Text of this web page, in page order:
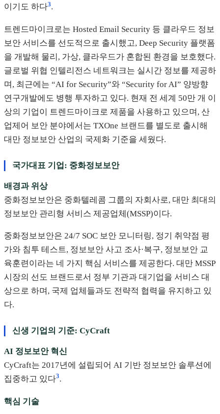
이기도 하다3.
트렌드마이크로는 Hosted Email Security 등 클라우드 정보
보안 서비스를 선도적으로 출시했고, Deep Security 플랫폼
을 개발해 물리, 가상, 클라우드가 혼합된 환경을 보호했다.
글로벌 위협 인텔리전스 네트워크는 실시간 정보를 제공하
며, 최근에는 “AI for Security”와 “Security for AI” 양방향
연구개발에도 병행 투자하고 있다. 현재 전 세계 50만 개 이
상의 기업이 트렌드마이크로 제품을 사용하고 있으며, 산
업제어 보안 분야에서는 TXOne 브랜드를 별도로 출시해
대만 정보보안 산업의 국제화 기준을 세웠다.
국가대표 기업: 중화정보보안
배경과 위상
중화정보보안은 중화텔레콤 그룹의 자회사로, 대만 최대의
정보보안 관리형 서비스 제공업체(MSSP)이다.
중화정보보안은 24/7 SOC 보안 모니터링, 정기 취약점 평
가와 침투 테스트, 정보보안 사고 조사·복구, 정보보안 교
육훈련이라는 네 가지 핵심 서비스를 제공한다. 대만 MSSP
시장의 선도 브랜드로서 정부 기관과 대기업을 서비스 대
상으로 하며, 국제 업체들과도 전략적 협력을 유지하고 있
다.
신생 기업의 기준: CyCraft
AI 정보보안 혁신
CyCraft는 2017년에 설립되어 AI 기반 정보보안 솔루션에
집중하고 있다3.
핵심 기술